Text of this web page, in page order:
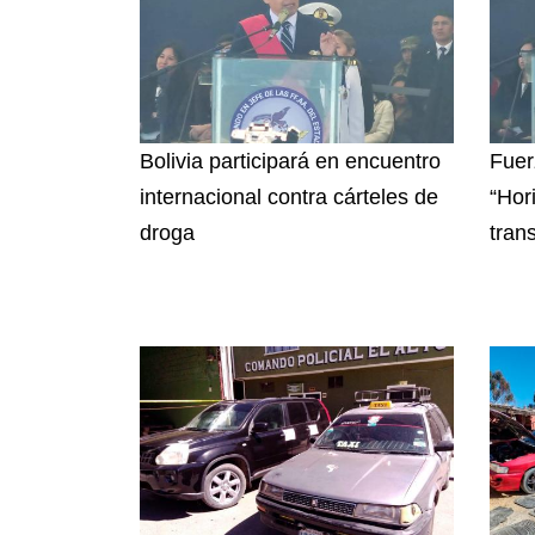
Bolivia participará en encuentro
internacional contra cárteles de
droga